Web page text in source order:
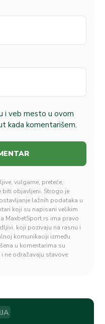
i veb mesto u ovom
kada komentarišem.
vulgarne, preteće,
biti objavljeni. Strogo je
lažnih podataka u
koji su napisani velikim
MaxbetSport.rs ima pravo
koji pozivaju na rasnu i
komunikaciji između
u komentarima su
ne odražavaju stavove